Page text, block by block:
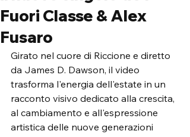
Fuori Classe & Alex
Fusaro
Girato nel cuore di Riccione e diretto
da James D. Dawson, il video
trasforma l'energia dell'estate in un
racconto visivo dedicato alla crescita,
al cambiamento e all'espressione
artistica delle nuove generazioni